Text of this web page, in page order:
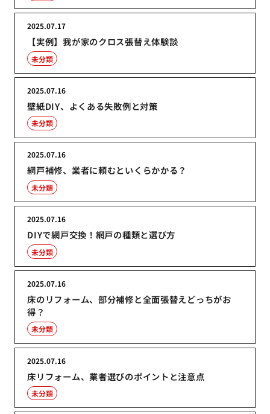
【実例】我が家のクロス張替え体験談
2025.07.17
未分類
壁紙DIY、よくある失敗例と対策
2025.07.16
未分類
網戸補修、業者に頼むといくらかかる？
2025.07.16
未分類
DIYで網戸交換！網戸の種類と選び方
2025.07.16
未分類
床のリフォーム、部分補修と全面張替えどっちがお
得？
2025.07.16
未分類
床リフォーム、業者選びのポイントと注意点
2025.07.16
未分類